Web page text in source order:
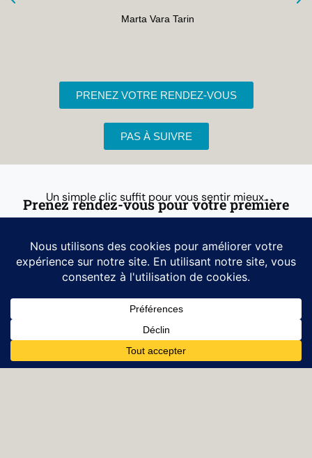
Marta Vara Tarin
PRENEZ VOTRE RENDEZ-VOUS
PAS À SUIVRE
Un simple clic suffit pour vous sentir mieux.
Prenez rendez-vous pour votre première
Prenez rendez-vous
Consultation
Eixample del Besòs